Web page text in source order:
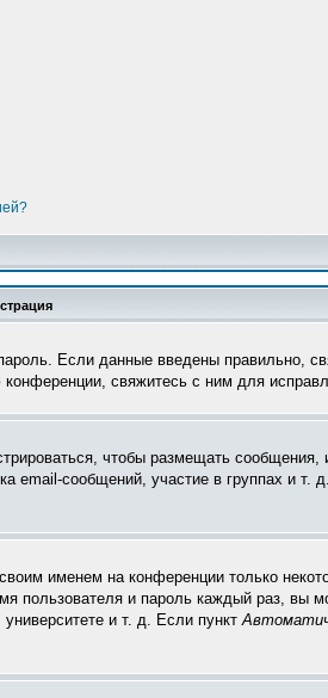
Если данные введены правильно,
свяжитесь с ним для
чтобы размещать сообщения,
сообщений, участие в группах и т.
именем на конференции только
пользователя и пароль каждый раз, вы
и т. д. Если пункт